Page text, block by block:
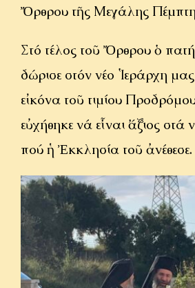
Ὄρθρου τῆς Μεγάλης
Στό τέλος τοῦ Ὄρθρου ὁ
δώρισε στόν νέο Ἱεράρχη
εἰκόνα τοῦ τιμίου
εὐχήθηκε νά εἶναι ἄξιος
πού ἡ Ἐκκλησία τοῦ ἀνέθεσε.